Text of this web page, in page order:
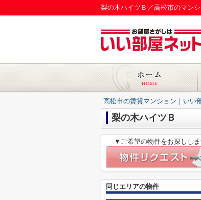
梨の木ハイツＢ／高松市のマン
高松市の賃貸マンション｜いい
梨の木ハイツＢ
▼ご希望の物件をお探しし
同じエリアの物件